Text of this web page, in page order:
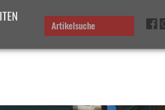
Artikelsuche